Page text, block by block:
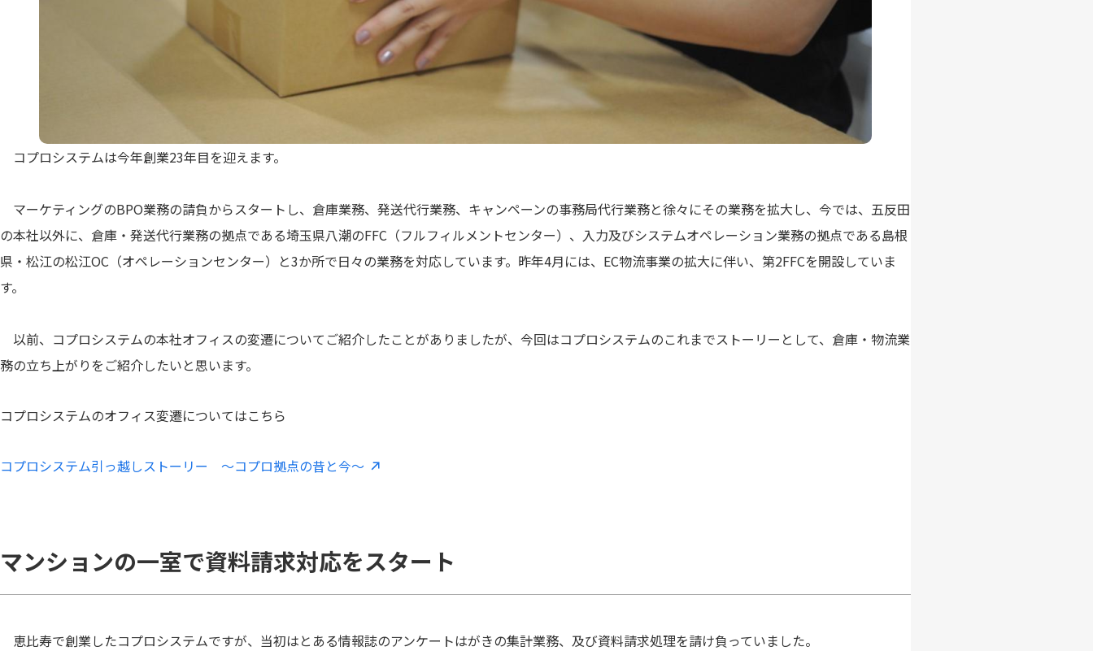
コプロシステムは今年創業23年目を迎えます。
マーケティングのBPO業務の請負からスタートし、倉庫業務、発送代行業務、キャンペーンの事務局代行業務と徐々にその業務を拡大し、今では、五反田
の本社以外に、倉庫・発送代行業務の拠点である埼玉県八潮のFFC（フルフィルメントセンター）、入力及びシステムオペレーション業務の拠点である島根
県・松江の松江OC（オペレーションセンター）と3か所で日々の業務を対応しています。昨年4月には、EC物流事業の拡大に伴い、第2FFCを開設していま
す。
以前、コプロシステムの本社オフィスの変遷についてご紹介したことがありましたが、今回はコプロシステムのこれまでストーリーとして、倉庫・物流業
務の立ち上がりをご紹介したいと思います。
コプロシステムのオフィス変遷についてはこちら
コプロシステム引っ越しストーリー ～コプロ拠点の昔と今～
マンションの一室で資料請求対応をスタート
恵比寿で創業したコプロシステムですが、当初はとある情報誌のアンケートはがきの集計業務、及び資料請求処理を請け負っていました。